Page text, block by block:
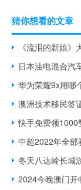
猜你想看的文章
日本油电混合汽
华为荣耀9x用哪
澳洲技术移民签
中超2022年全
冬天八达岭长城